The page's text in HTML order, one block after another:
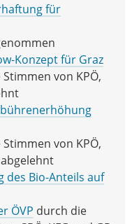
für
Konzept für Graz
von KPÖ,
von KPÖ,
abgelehnt
des Bio-Anteils auf
ÖVP durch die